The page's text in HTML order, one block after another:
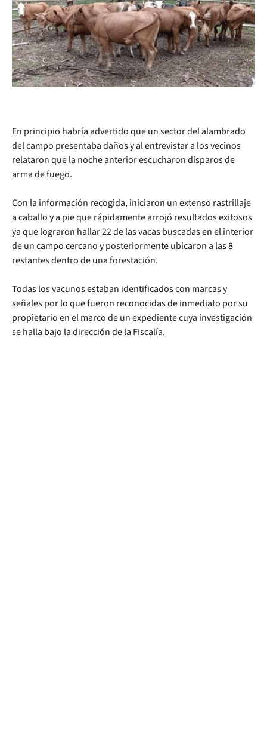
En principio habría advertido que un sector del alambrado
del campo presentaba daños y al entrevistar a los vecinos
relataron que la noche anterior escucharon disparos de
arma de fuego.
Con la información recogida, iniciaron un extenso rastrillaje
a caballo y a pie que rápidamente arrojó resultados exitosos
ya que lograron hallar 22 de las vacas buscadas en el interior
de un campo cercano y posteriormente ubicaron a las 8
restantes dentro de una forestación.
Todas los vacunos estaban identificados con marcas y
señales por lo que fueron reconocidas de inmediato por su
propietario en el marco de un expediente cuya investigación
se halla bajo la dirección de la Fiscalía.